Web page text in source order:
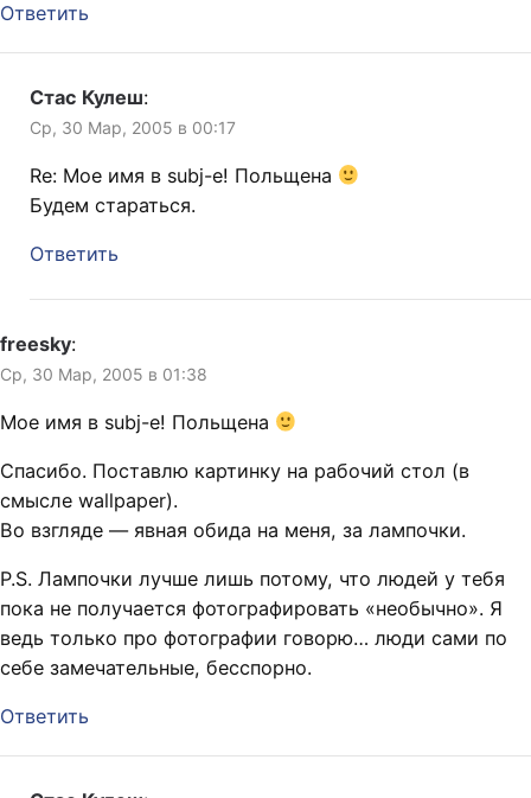
Ответить
Стас Кулеш:
Ср, 30 Мар, 2005 в 00:17
Re: Мое имя в subj-е! Польщена
Будем стараться.
Ответить
freesky:
Ср, 30 Мар, 2005 в 01:38
Мое имя в subj-е! Польщена
Спасибо. Поставлю картинку на рабочий стол (в
смысле wallpaper).
Во взгляде — явная обида на меня, за лампочки.
P.S. Лампочки лучше лишь потому, что людей у тебя
пока не получается фотографировать «необычно». Я
ведь только про фотографии говорю… люди сами по
себе замечательные, бесспорно.
Ответить